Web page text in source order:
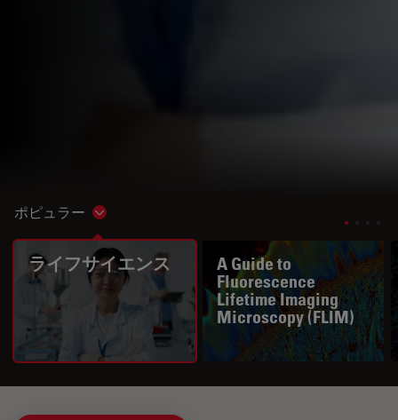
ポピュラー Show subnavigation
ライフサイエンス
A Guide to
Fluorescence
Lifetime Imaging
Microscopy (FLIM)